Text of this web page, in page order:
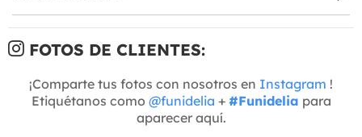
FOTOS DE CLIENTES:
¡Comparte tus fotos con nosotros en Instagram !
Etiquétanos como @funidelia + #Funidelia para
aparecer aquí.